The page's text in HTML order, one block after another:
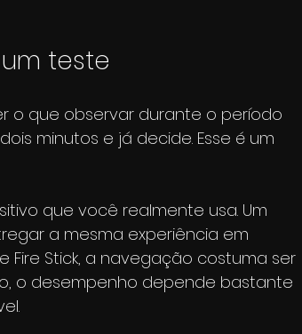
teste
o que observar durante o período
minutos e já decide. Esse é um
que você realmente usa. Um
a mesma experiência em
Fire Stick, a navegação costuma ser
o desempenho depende bastante